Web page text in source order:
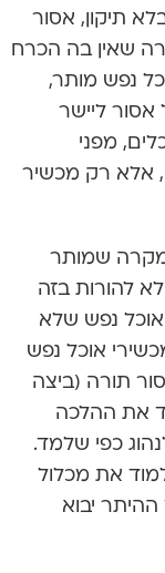
תיקון, אסור
שאין בה הכרח
נפש מותר,
אסור ליישר
מפני
אלא רק מכשיר
שמותר
להורות בזה
נפש שלא
אוכל נפש
תורה (ביצה
את ההלכה
כפי שלמד.
את מכלול
יבוא